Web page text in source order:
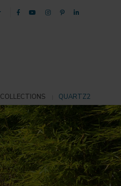
COLLECTIONS QUARTZ2